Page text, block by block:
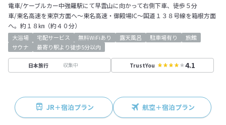
電車/ケーブルカー中強羅駅にて早雲山に向かって右側下車、徒歩５分
車/東名高速を東京方面へ～東名高速・御殿場IC～国道１３８号線を箱根方面
へ。約１８㎞（約４０分）
大浴場 宅配サービス 無料WiFiあり 露天風呂 駐車場有り
旅館
サウナ
最寄り駅より徒歩5分以内
日本旅行 収集中 TrustYou 4.1
JR＋宿泊プラン 航空＋宿泊プラン